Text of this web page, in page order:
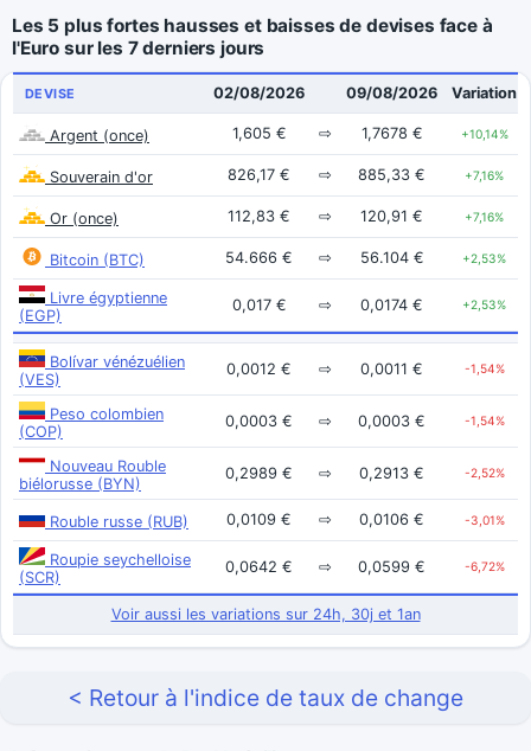
Les 5 plus fortes hausses et baisses de devises face à
l'Euro sur les 7 derniers jours
DEVISE 02/08/2026 09/08/2026 Variation
Argent (once) 1,605 € ⇨ 1,7678 € +10,14%
Souverain d'or 826,17 € ⇨ 885,33 € +7,16%
Or (once) 112,83 € ⇨ 120,91 € +7,16%
Bitcoin (BTC) 54.666 € ⇨ 56.104 € +2,53%
Livre égyptienne
(EGP)
0,017 € ⇨ 0,0174 € +2,53%
Bolívar vénézuélien
(VES)
0,0012 € ⇨ 0,0011 € -1,54%
Peso colombien
(COP)
0,0003 € ⇨ 0,0003 € -1,54%
Nouveau Rouble
biélorusse (BYN)
0,2989 € ⇨ 0,2913 € -2,52%
Rouble russe (RUB) 0,0109 € ⇨ 0,0106 € -3,01%
Roupie seychelloise
(SCR)
0,0642 € ⇨ 0,0599 € -6,72%
Voir aussi les variations sur 24h, 30j et 1an
< Retour à l'indice de taux de change